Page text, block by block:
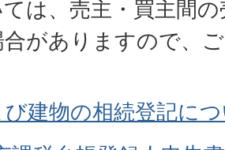
は、売主・買主間
がありますので、
建物の相続登記に